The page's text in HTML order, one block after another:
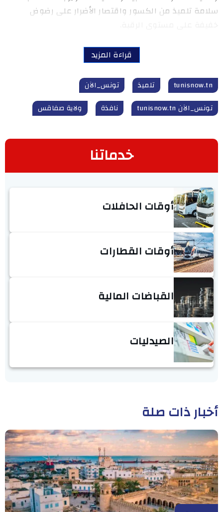
سلامة تلميذ من الكسور واقتصار الأضرار على رضوض
قراءة المزيد
tunisnow.tn تلميذ
تونس_الآن
تونس_الآن tunisnow.tn
نافذة ولاية صفاقس
خدماتنا
أوقات الحافلات
أوقات القطارات
القباضات المالية
الصيدليات
أخبار ذات صلة